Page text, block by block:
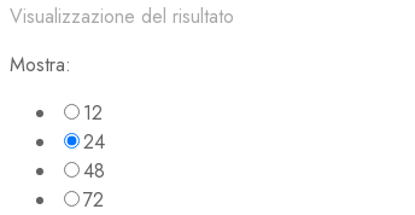
Visualizzazione del risultato
Mostra:
12
24
48
72